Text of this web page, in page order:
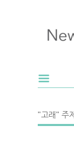
"고래" 주